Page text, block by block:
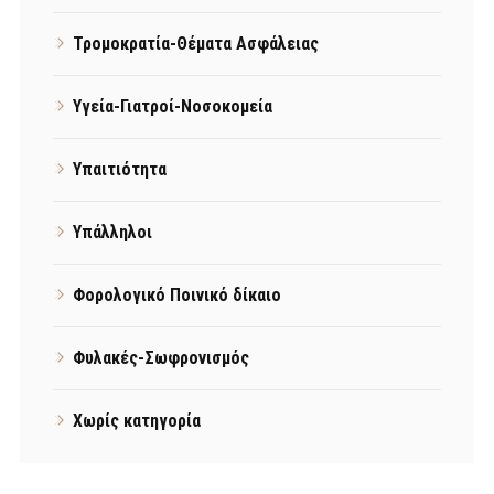
Τρομοκρατία-Θέματα Ασφάλειας
Υγεία-Γιατροί-Νοσοκομεία
Υπαιτιότητα
Υπάλληλοι
Φορολογικό Ποινικό δίκαιο
Φυλακές-Σωφρονισμός
Χωρίς κατηγορία